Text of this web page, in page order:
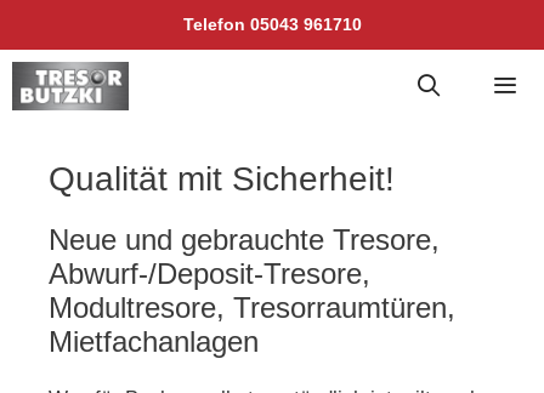
Inhalt
springen
Telefon 05043 961710
Qualität mit Sicherheit!
Neue und gebrauchte Tresore,
Abwurf-/Deposit-Tresore,
Modultresore, Tresorraumtüren,
Mietfachanlagen